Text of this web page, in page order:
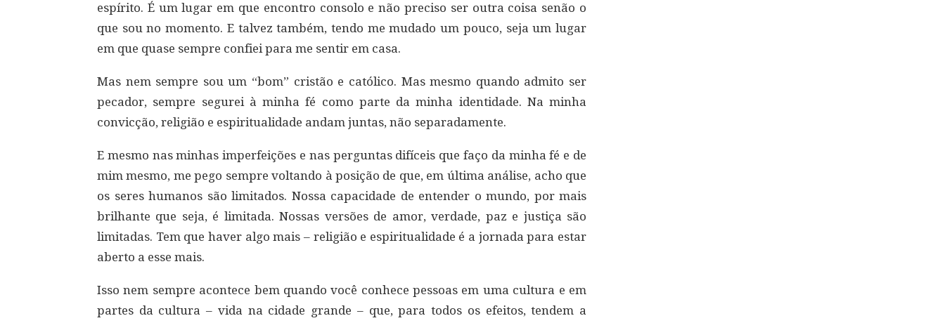
espírito. É um lugar em que encontro consolo e não preciso ser outra coisa senão o
que sou no momento. E talvez também, tendo me mudado um pouco, seja um lugar
em que quase sempre confiei para me sentir em casa.
Mas nem sempre sou um “bom” cristão e católico. Mas mesmo quando admito ser
pecador, sempre segurei à minha fé como parte da minha identidade. Na minha
convicção, religião e espiritualidade andam juntas, não separadamente.
E mesmo nas minhas imperfeições e nas perguntas difíceis que faço da minha fé e de
mim mesmo, me pego sempre voltando à posição de que, em última análise, acho que
os seres humanos são limitados. Nossa capacidade de entender o mundo, por mais
brilhante que seja, é limitada. Nossas versões de amor, verdade, paz e justiça são
limitadas. Tem que haver algo mais – religião e espiritualidade é a jornada para estar
aberto a esse mais.
Isso nem sempre acontece bem quando você conhece pessoas em uma cultura e em
partes da cultura – vida na cidade grande – que, para todos os efeitos, tendem a